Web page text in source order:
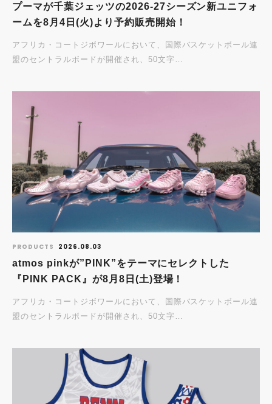
プーマが千葉ジェッツの2026-27シーズン新ユニフォ
ームを8月4日(火)より予約販売開始！
アフリカ・コートジボワールにおいて、国際バスケットボール連
盟のセントラルボードが開催され、50文字…
PRODUCTS 2026.08.03
atmos pinkが”PINK”をテーマにセレクトした
『PINK PACK』が8月8日(土)登場！
アフリカ・コートジボワールにおいて、国際バスケットボール連
盟のセントラルボードが開催され、50文字…